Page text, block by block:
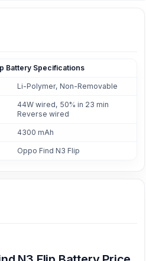
Battery Specifications
Li-Polymer, Non-Removable
44W wired, 50% in 23 min
Reverse wired
4300 mAh
Oppo Find N3 Flip